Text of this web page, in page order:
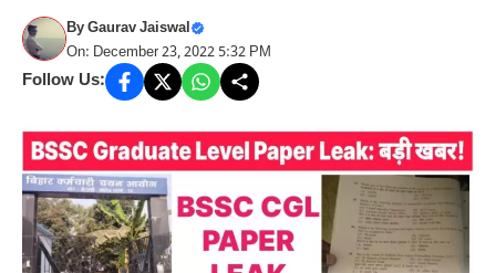
ByGaurav Jaiswal
On: December 23, 2022 5:32 PM
Follow Us: